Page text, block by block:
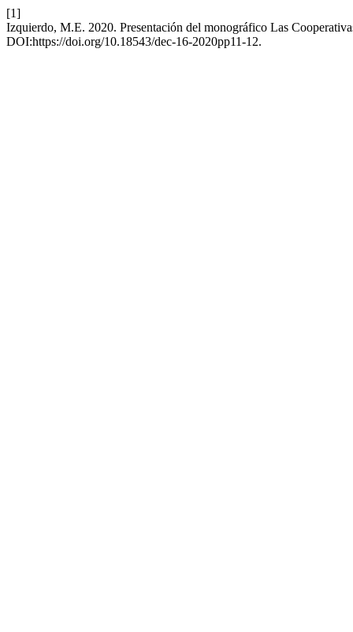
[1]
Izquierdo, M.E. 2020. Presentación del monográfico Las
DOI:https://doi.org/10.18543/dec-16-2020pp11-12.